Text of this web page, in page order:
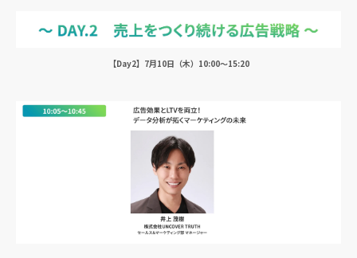
【Day2】7月10日（木）10:00〜15:20